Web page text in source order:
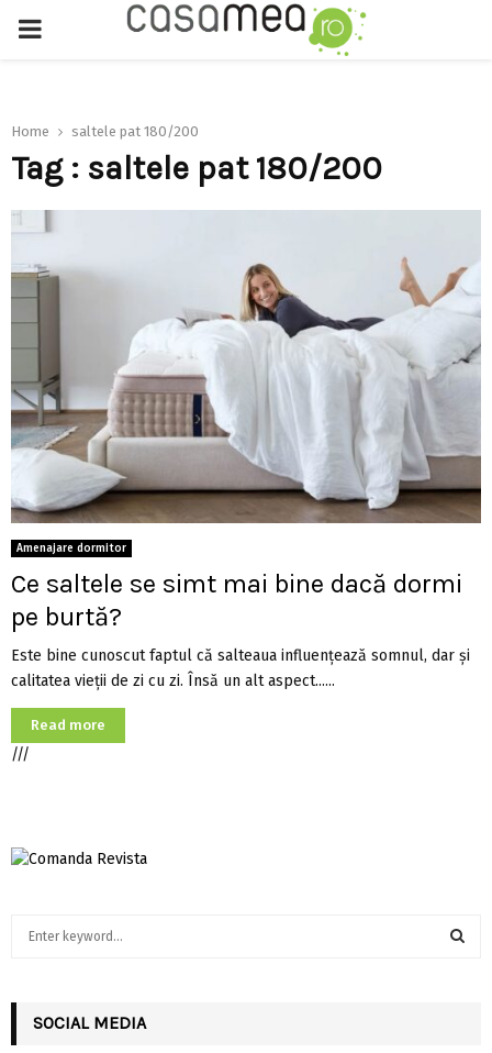
PRIMARY
Home saltele pat 180/200
Tag : saltele pat 180/200
Amenajare dormitor
Ce saltele se simt mai bine dacă dormi
pe burtă?
Este bine cunoscut faptul că salteaua influenţează somnul, dar şi
calitatea vieţii de zi cu zi. Însă un alt aspect......
Read more
///
h
SOCIAL MEDIA